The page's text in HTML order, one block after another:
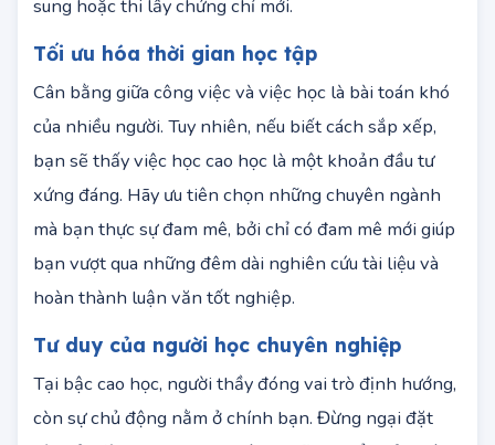
hay chưa. Nếu thiếu sót, bạn cần thời gian để bổ
sung hoặc thi lấy chứng chỉ mới.
Tối ưu hóa thời gian học tập
Cân bằng giữa công việc và việc học là bài toán khó
của nhiều người. Tuy nhiên, nếu biết cách sắp xếp,
bạn sẽ thấy việc học cao học là một khoản đầu tư
xứng đáng. Hãy ưu tiên chọn những chuyên ngành
mà bạn thực sự đam mê, bởi chỉ có đam mê mới giúp
bạn vượt qua những đêm dài nghiên cứu tài liệu và
hoàn thành luận văn tốt nghiệp.
Tư duy của người học chuyên nghiệp
Tại bậc cao học, người thầy đóng vai trò định hướng,